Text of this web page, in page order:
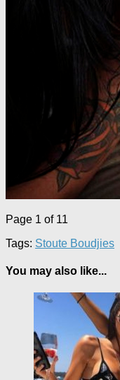
Page 1 of 11
Tags: Stoute Boudjies
You may also like...